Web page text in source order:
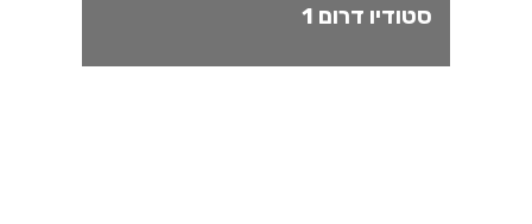
סטודיו דרום 1